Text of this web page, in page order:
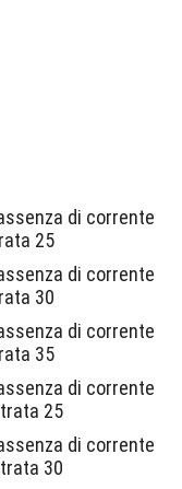
di corrente
25
di corrente
30
di corrente
35
di corrente
25
di corrente
30